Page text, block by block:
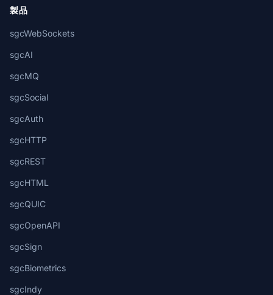
製品
sgcWebSockets
sgcAI
sgcMQ
sgcSocial
sgcAuth
sgcHTTP
sgcREST
sgcHTML
sgcQUIC
sgcOpenAPI
sgcSign
sgcBiometrics
sgcIndy